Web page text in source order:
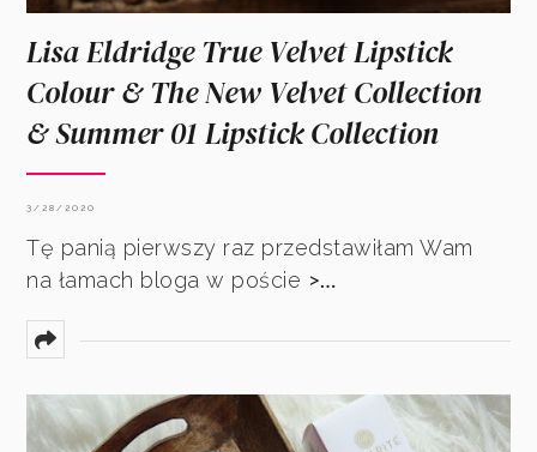
Lisa Eldridge True Velvet Lipstick
Colour & The New Velvet Collection
& Summer 01 Lipstick Collection
3/28/2020
Tę panią pierwszy raz przedstawiłam Wam
na łamach bloga w poście >…